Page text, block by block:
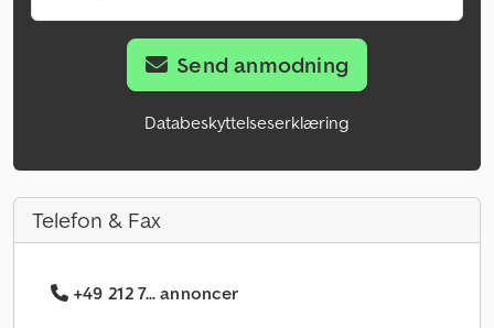
Send anmodning
Databeskyttelseserklæring
Telefon & Fax
+49 212 7... annoncer